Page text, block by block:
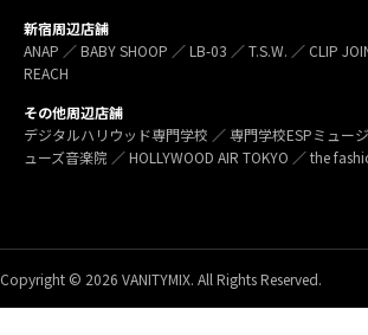
新宿周辺店舗
ANAP ／ BABY SHOOP ／ LB-03 ／ T.S.W. ／ CLIP
REACH
その他周辺店舗
デジタルハリウッド専門学校 ／ 専門学校ESPミュー
ューズ音楽院 ／ HOLLYWOOD AIR TOKYO ／ the
Copyright © 2026 VANITYMIX. All Rights Reserved.